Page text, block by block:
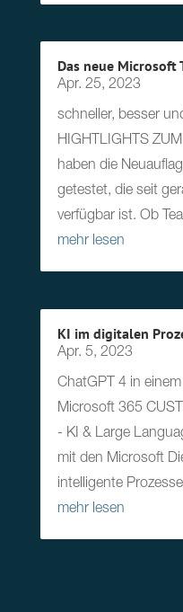
Das neue Microsoft
Apr. 25, 2023
schneller, besser
HIGHTLIGHTS
haben die
getestet, die seit
verfügbar ist. Ob
mehr lesen
KI im digitalen
Apr. 5, 2023
ChatGPT 4 in
Microsoft 365
- KI & Large
mit den Microsoft
intelligente
mehr lesen